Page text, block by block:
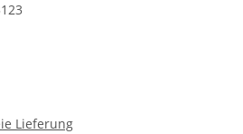
Lieferung